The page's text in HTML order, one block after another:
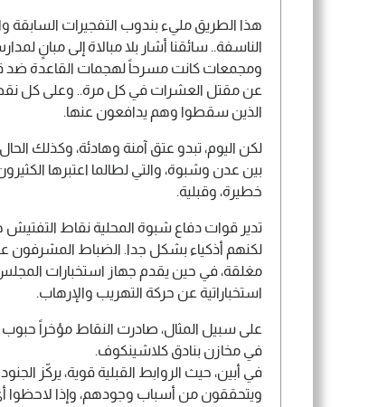
هذا الطريق مليء بندوب التفجيرات السابقة
الناسفة.. سائقنا أشار بلا مبالاة إلى مبانٍ
ومجمعات كانت مسرحاً لهجمات القاعدة ضد
عن مقتل العشرات في كل مرة.. وعلى كل
الذين سقطوا وهم يدافعون عنها.
لكن اليوم، تبدو عتق آمنة وهادئة، وكذلك
بين عدن وشبوة، والتي لطالما اعتبرها
خطيرة، وقبلية.
تدير قوات دفاع شبوة المحلية نقاط
لكنهم أذكياء بشكل جدا. الضباط المشرفون
مغلقة، في حين يقدم جهاز استخبارات المجلس
استخباراتية عن حركة التهريب والإرهاب.
على سبيل المثال، صادرت النقاط مؤخراً
في مخازن بنادق كلاشينكوف.
في أبين، حيث الروابط القبلية قوية، يركّز
ويتحققون من أسباب وجودهم، وإذا لاحظوا